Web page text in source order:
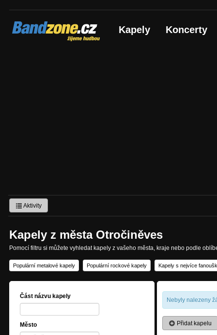
Bandzone.cz
žijeme hudbou Kapely Koncerty
Aktivity
Kapely z města Otročiněves
Pomocí filtru si můžete vyhledat kapely z vašeho města, kraje nebo podle
Populární metalové kapely Populární rockové kapely Kapely s nejvíce
Část názvu kapely
Město
Nebyly nalezeny
Přidat kapelu